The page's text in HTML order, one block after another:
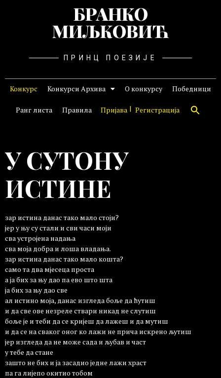
БРАНКО
МИЉКОВИЋ
ПРИНЦ ПОЕЗИЈЕ
Конкурс Конкурси Архива О конкурсу Победници
Ранг листа Правила Пријава Регистрација
У СУТОНУ
ИСТИНЕ
зар истина данас тако мало стоји?
јер у њу су стали и сви часи моји
сва устројена надања
сва моја добра и лоша владања.
зар истина данас тако мало кошта?
само та два мјесеца проста
а ја бих за њу дао па ево што шта
ја бих за њу дао све
ал истино моја, данас изгледа боље да ћутиш
и да све ове незреле ствари никад не слутиш
боље је и теби да се кријеш да лажеш и да мутиш
и да се на сваког оног ко лажи не прича искрено љутиш
јер изгледа да не може сада и љубав и част
у тебе да стане
зашто не бих и ја засадио једне лажи храст
па га лијепо окитио тобом